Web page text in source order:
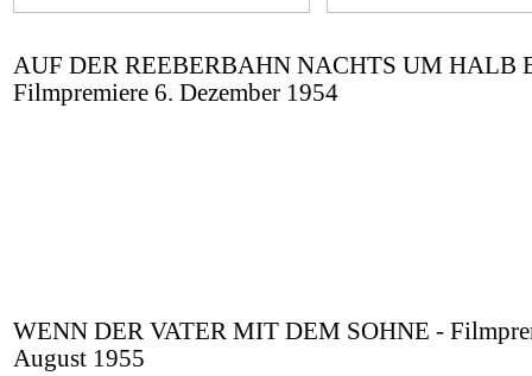
AUF DER REEBERBAHN NACHTS UM HALB
Filmpremiere 6. Dezember 1954
WENN DER VATER MIT DEM SOHNE -
August 1955